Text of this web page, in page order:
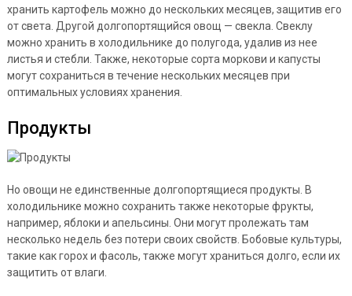
хранить картофель можно до нескольких месяцев, защитив его
от света. Другой долгопортящийся овощ — свекла. Свеклу
можно хранить в холодильнике до полугода, удалив из нее
листья и стебли. Также, некоторые сорта моркови и капусты
могут сохраниться в течение нескольких месяцев при
оптимальных условиях хранения.
Продукты
Но овощи не единственные долгопортящиеся продукты. В
холодильнике можно сохранить также некоторые фрукты,
например, яблоки и апельсины. Они могут пролежать там
несколько недель без потери своих свойств. Бобовые культуры,
такие как горох и фасоль, также могут храниться долго, если их
защитить от влаги.